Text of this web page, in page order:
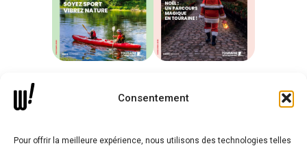
Consentement
Pour offrir la meilleure expérience, nous utilisons des technologies telles
Notre agence
Nos expertises